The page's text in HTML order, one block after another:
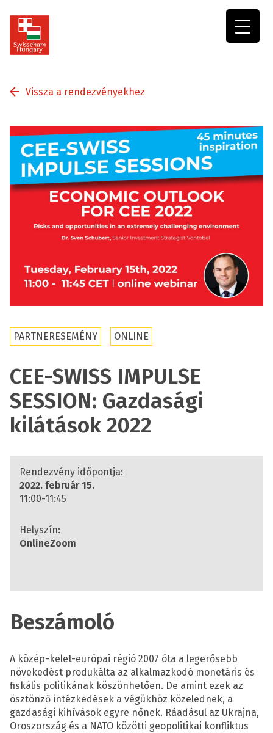
Vissza a rendezvényekhez
PARTNERESEMÉNY ONLINE
CEE-SWISS IMPULSE
SESSION: Gazdasági
kilátások 2022
Rendezvény időpontja:
2022. február 15.
11:00-11:45
Helyszín:
OnlineZoom
Beszámoló
A közép-kelet-európai régió 2007 óta a legerősebb
növekedést produkálta az alkalmazkodó monetáris és
fiskális politikának köszönhetően. De amint ezek az
ösztönző intézkedések a végükhöz közelednek, a
gazdasági kihívások egyre nőnek. Ráadásul az Ukrajna,
Oroszország és a NATO közötti geopolitikai konfliktus